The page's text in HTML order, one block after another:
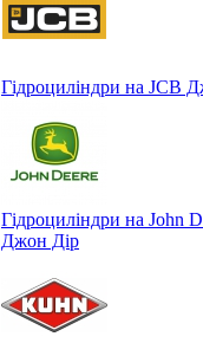
Гідроциліндри на JCB
Гідроциліндри на John
Джон Дір